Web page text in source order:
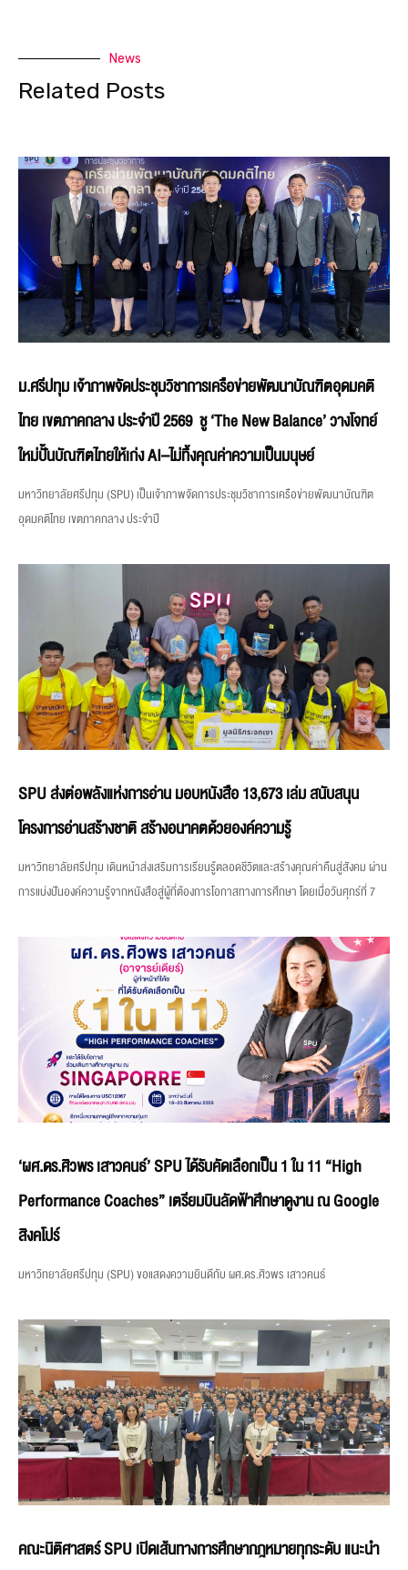
News
Related Posts
ม.ศรีปทุม เจ้าภาพจัดประชุมวิชาการเครือข่ายพัฒนาบัณฑิตอุดมคติ
ไทย เขตภาคกลาง ประจำปี 2569 ชู ‘The New Balance’ วางโจทย์
ใหม่ปั้นบัณฑิตไทยให้เก่ง AI–ไม่ทิ้งคุณค่าความเป็นมนุษย์
มหาวิทยาลัยศรีปทุม (SPU) เป็นเจ้าภาพจัดการประชุมวิชาการเครือข่ายพัฒนาบัณฑิต
อุดมคติไทย เขตภาคกลาง ประจำปี
SPU ส่งต่อพลังแห่งการอ่าน มอบหนังสือ 13,673 เล่ม สนับสนุน
โครงการอ่านสร้างชาติ สร้างอนาคตด้วยองค์ความรู้
มหาวิทยาลัยศรีปทุม เดินหน้าส่งเสริมการเรียนรู้ตลอดชีวิตและสร้างคุณค่าคืนสู่สังคม ผ่าน
การแบ่งปันองค์ความรู้จากหนังสือสู่ผู้ที่ต้องการโอกาสทางการศึกษา โดยเมื่อวันศุกร์ที่ 7
‘ผศ.ดร.ศิวพร เสาวคนธ์’ SPU ได้รับคัดเลือกเป็น 1 ใน 11 “High
Performance Coaches” เตรียมบินลัดฟ้าศึกษาดูงาน ณ Google
สิงคโปร์
มหาวิทยาลัยศรีปทุม (SPU) ขอแสดงความยินดีกับ ผศ.ดร.ศิวพร เสาวคนธ์
คณะนิติศาสตร์ SPU เปิดเส้นทางการศึกษากฎหมายทุกระดับ แนะนำ